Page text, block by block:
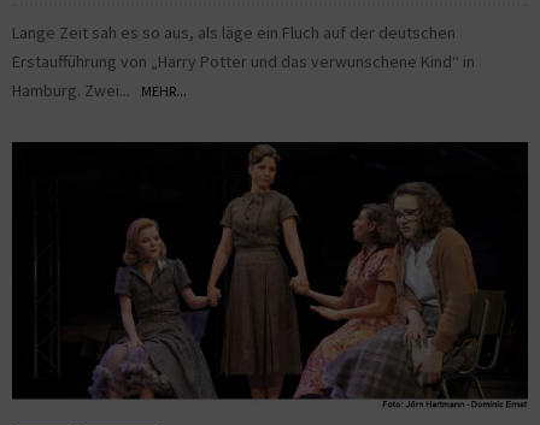
Lange Zeit sah es so aus, als läge ein Fluch auf der deutschen
Erstaufführung von „Harry Potter und das verwunschene Kind“ in
Hamburg. Zwei...
MEHR...